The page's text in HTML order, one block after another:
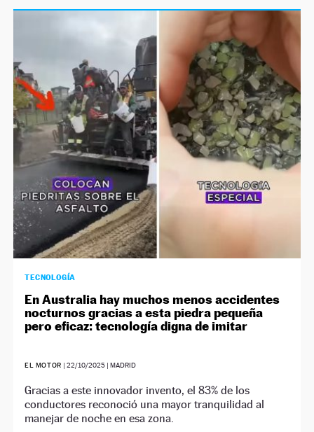
TECNOLOGÍA
En Australia hay muchos menos accidentes
nocturnos gracias a esta piedra pequeña
pero eficaz: tecnología digna de imitar
EL MOTOR | 22/10/2025| MADRID
Gracias a este innovador invento, el 83% de los
conductores reconoció una mayor tranquilidad al
manejar de noche en esa zona.